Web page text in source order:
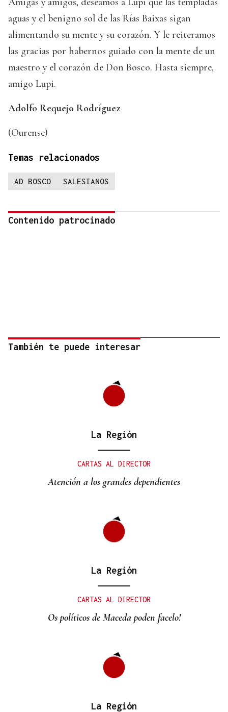
aguas y el benigno sol de las Rías Baixas sigan
alimentando su mente y su corazón. Y le reiteramos
las gracias por habernos guiado con la mente de un
maestro y el corazón de Don Bosco. Hasta siempre,
amigo Lupi.
Adolfo Requejo Rodríguez
(Ourense)
Temas relacionados
AD BOSCO SALESIANOS
Contenido patrocinado
También te puede interesar
La Región
CARTAS AL DIRECTOR
Atención a los grandes dependientes
La Región
CARTAS AL DIRECTOR
Os políticos de Maceda poden facelo!
La Región